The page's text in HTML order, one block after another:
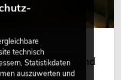
Sicherheit und
technisch
Statistikdaten
auszuwerten und